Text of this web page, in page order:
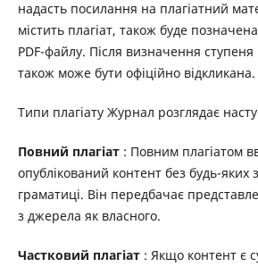
надасть посилання на плагіатний
містить плагіат, також буде
PDF-файлу. Після визначення ступеня
також може бути офіційно відкликана.
Типи плагіату Журнал розглядає
Повний плагіат : Повним плагіатом
опублікований контент без будь-яких
граматиці. Він передбачає
з джерела як власного.
Частковий плагіат : Якщо контент є